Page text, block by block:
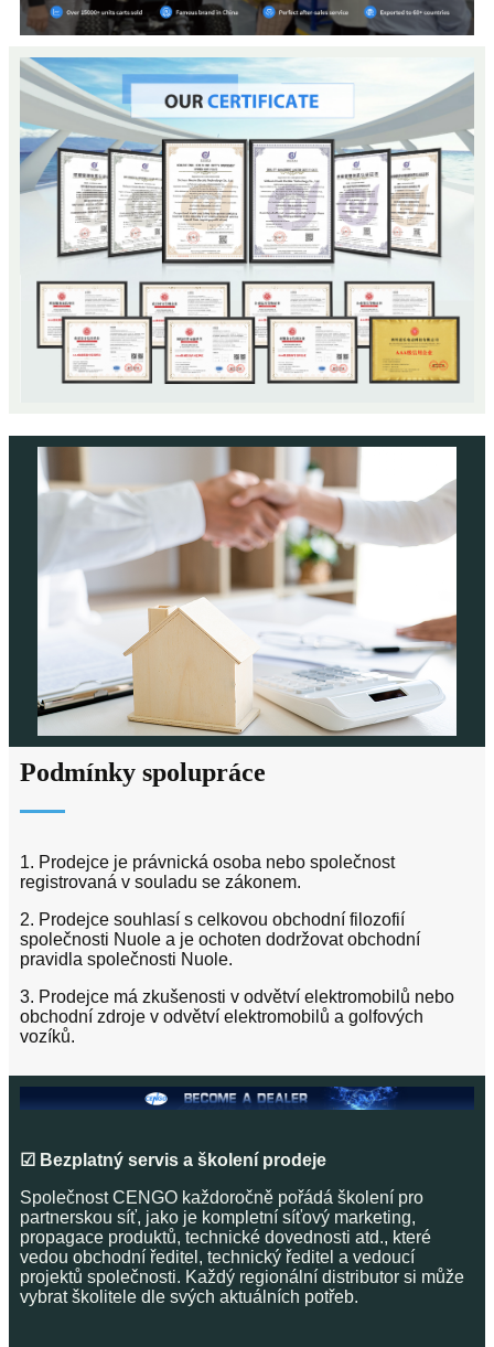
Podmínky spolupráce
1. Prodejce je právnická osoba nebo společnost
registrovaná v souladu se zákonem.
2. Prodejce souhlasí s celkovou obchodní filozofií
společnosti Nuole a je ochoten dodržovat obchodní
pravidla společnosti Nuole.
3. Prodejce má zkušenosti v odvětví elektromobilů nebo
obchodní zdroje v odvětví elektromobilů a golfových
vozíků.
☑ Bezplatný servis a školení prodeje
Společnost CENGO každoročně pořádá školení pro
partnerskou síť, jako je kompletní síťový marketing,
propagace produktů, technické dovednosti atd., které
vedou obchodní ředitel, technický ředitel a vedoucí
projektů společnosti. Každý regionální distributor si může
vybrat školitele dle svých aktuálních potřeb.